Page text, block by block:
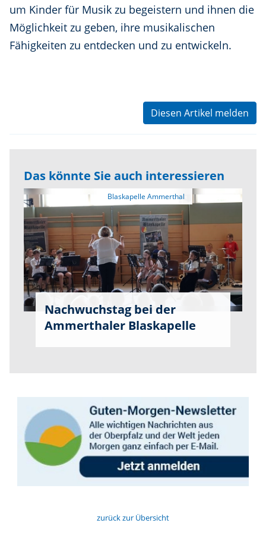
um Kinder für Musik zu begeistern und ihnen die
Möglichkeit zu geben, ihre musikalischen
Fähigkeiten zu entdecken und zu entwickeln.
Diesen Artikel melden
Das könnte Sie auch interessieren
Nachwuchstag bei der
Ammerthaler Blaskapelle
zurück zur Übersicht